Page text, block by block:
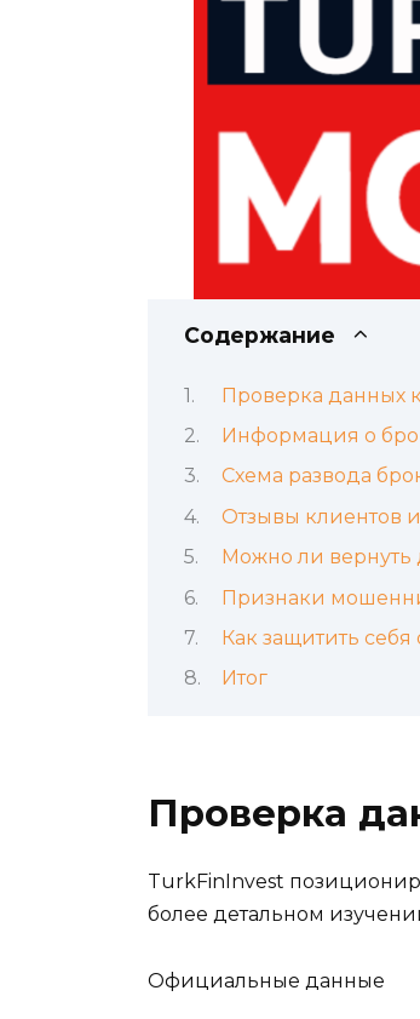
Содержание
Проверка данных
Информация о
Схема развода
Отзывы клиентов
Можно ли вернуть
Признаки
Как защитить
Итог
Проверка
TurkFinInvest
более детальном
Официальные данные